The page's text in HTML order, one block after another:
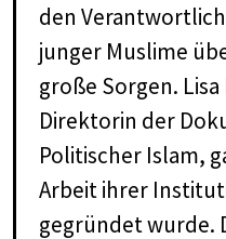
den
junger Muslime
große Sorgen.
Direktorin der
Politischer Islam,
Arbeit ihrer
gegründet wurde.